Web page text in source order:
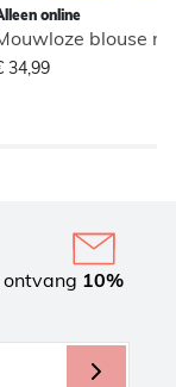
online
blouse
34,99
10%